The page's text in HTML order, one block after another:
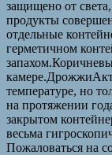
защищено от
продукты
отдельные
герметичном
температуре, но
на протяжении
закрытом
весьма
Пожаловаться на